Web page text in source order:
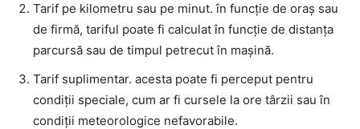
Tarif pe kilometru sau pe minut. în funcție de oraș sau
de firmă, tariful poate fi calculat în funcție de distanța
parcursă sau de timpul petrecut în mașină.
Tarif suplimentar. acesta poate fi perceput pentru
condiții speciale, cum ar fi cursele la ore târzii sau în
condiții meteorologice nefavorabile.